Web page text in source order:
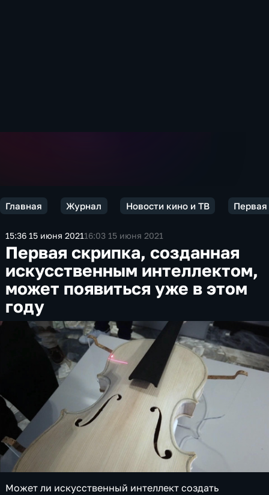
Главная Журнал Новости кино и ТВ Первая
15:36 15 июня 202116:03 15 июня 2021
Первая скрипка, созданная
искусственным интеллектом,
может появиться уже в этом
году
Может ли искусственный интеллект создать